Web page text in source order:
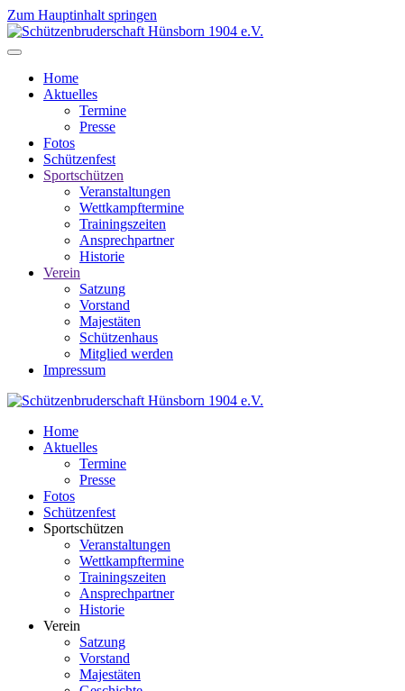
Zum Hauptinhalt springen
Home
Aktuelles
Termine
Presse
Fotos
Schützenfest
Sportschützen
Veranstaltungen
Wettkampftermine
Trainingszeiten
Ansprechpartner
Historie
Verein
Satzung
Vorstand
Majestäten
Schützenhaus
Mitglied werden
Impressum
Home
Aktuelles
Termine
Presse
Fotos
Schützenfest
Sportschützen
Veranstaltungen
Wettkampftermine
Trainingszeiten
Ansprechpartner
Historie
Verein
Satzung
Vorstand
Majestäten